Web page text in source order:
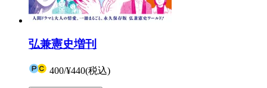
弘兼憲史増刊
400/¥440(税込)